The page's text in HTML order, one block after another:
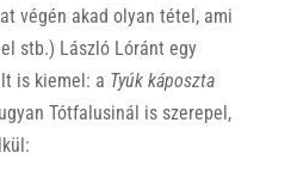
végén akad olyan tétel, ami
stb.) László Lóránt egy
is kiemel: a Tyúk káposzta
Tótfalusinál is szerepel,